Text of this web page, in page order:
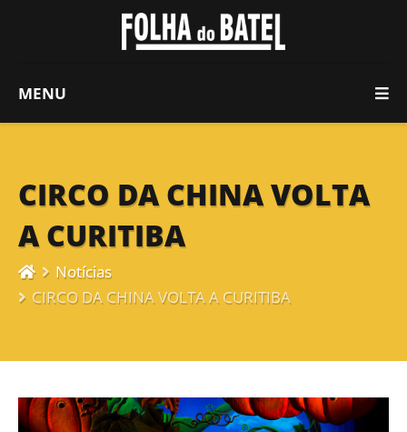
MENU
CIRCO DA CHINA VOLTA
A CURITIBA
Notícias
CIRCO DA CHINA VOLTA A CURITIBA